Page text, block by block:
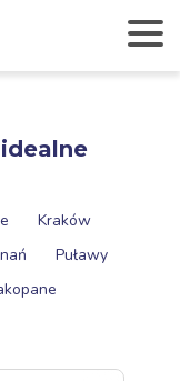
Kraków
Puławy